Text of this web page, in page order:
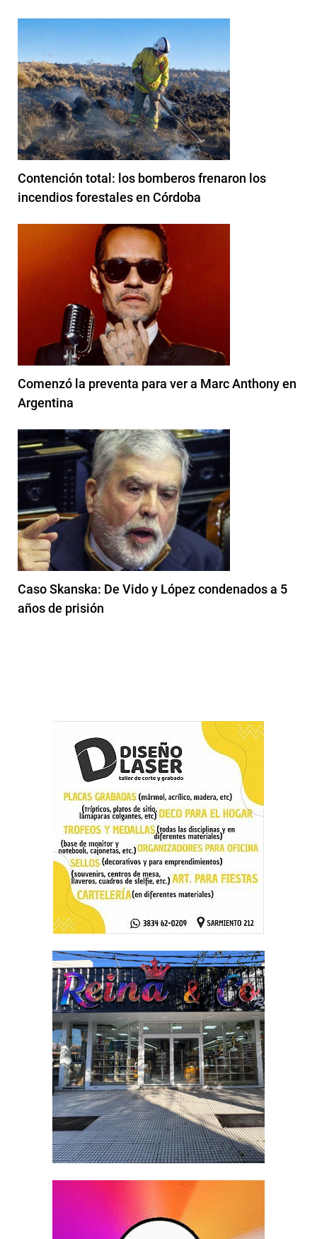
Contención total: los bomberos frenaron los
incendios forestales en Córdoba
Comenzó la preventa para ver a Marc Anthony en
Argentina
Caso Skanska: De Vido y López condenados a 5
años de prisión